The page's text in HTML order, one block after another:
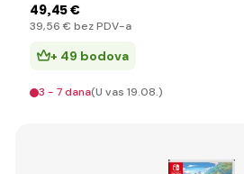
49,45 €
39,56 € bez PDV-a
+ 49 bodova
3 - 7 dana(U vas 19.08.)